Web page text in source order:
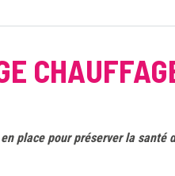
place pour préserver la santé